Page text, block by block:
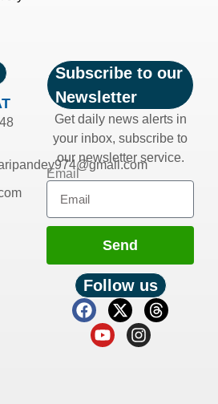
Subscribe to our
Newsletter
Get daily news alerts in
your inbox, subscribe to
our newsletter service.
Email
Send
Follow us